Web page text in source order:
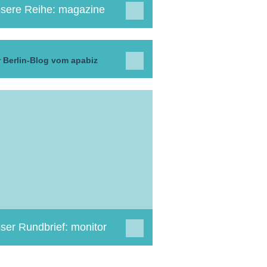
Reihe: magazine
Berlin-Blog vom apabiz
Rundbrief: monitor